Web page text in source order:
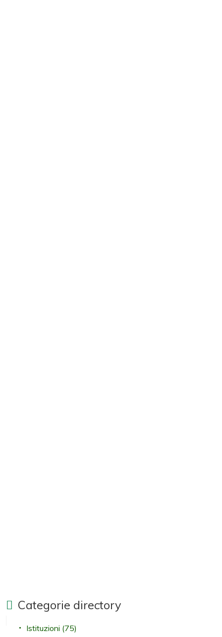
Categorie directory
Istituzioni (75)